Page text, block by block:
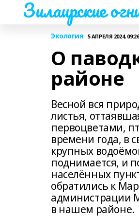
Зилаирские
Экология 5 АПРЕЛЯ 2024, 09:26
О
районе
Весной вся
листья,
первоцветами,
времени года, в
крупных
поднимается, и
населённых
обратились к
администрации
в нашем районе.